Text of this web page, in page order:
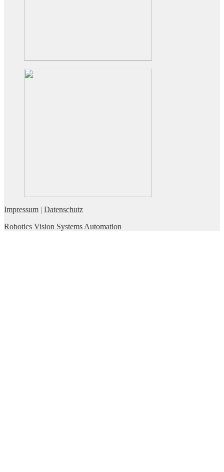
Impressum | Datenschutz
Robotics Vision Systems Automation